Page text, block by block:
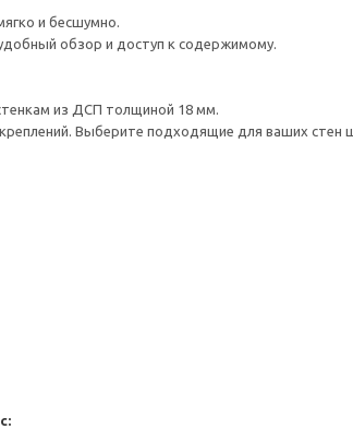
и бесшумно.
обзор и доступ к содержимому.
из ДСП толщиной 18 мм.
Выберите подходящие для ваших стен